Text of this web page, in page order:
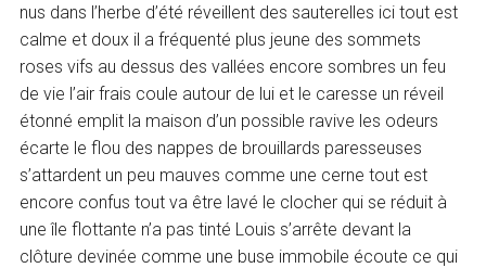
nus dans l’herbe d’été réveillent des sauterelles ici tout est
calme et doux il a fréquenté plus jeune des sommets
roses vifs au dessus des vallées encore sombres un feu
de vie l’air frais coule autour de lui et le caresse un réveil
étonné emplit la maison d’un possible ravive les odeurs
écarte le flou des nappes de brouillards paresseuses
s’attardent un peu mauves comme une cerne tout est
encore confus tout va être lavé le clocher qui se réduit à
une île flottante n’a pas tinté Louis s’arrête devant la
clôture devinée comme une buse immobile écoute ce qui